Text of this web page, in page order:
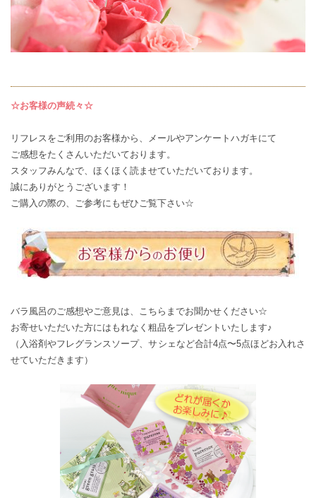
☆お客様の声続々☆
リフレスをご利用のお客様から、メールやアンケートハガキにて
ご感想をたくさんいただいております。
スタッフみんなで、ほくほく読ませていただいております。
誠にありがとうございます！
ご購入の際の、ご参考にもぜひご覧下さい☆
バラ風呂のご感想やご意見は、 こちら までお聞かせください☆
お寄せいただいた方にはもれなく粗品をプレゼントいたします♪
（入浴剤やフレグランスソープ、サシェなど合計4点〜5点ほどお入れさ
せていただきます）